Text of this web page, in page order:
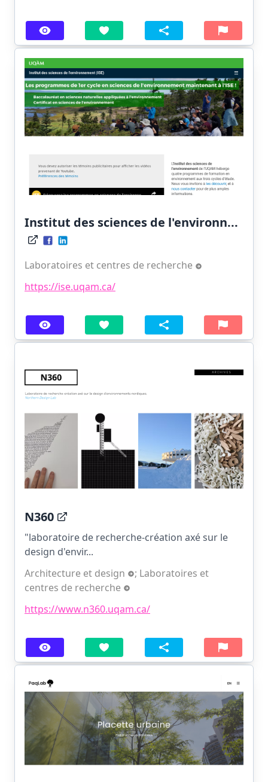
Institut des sciences de l'environn...
Laboratoires et centres de recherche
https://ise.uqam.ca/
N360
"laboratoire de recherche-création axé sur le
design d'envir...
Architecture et design
; Laboratoires et
centres de recherche
https://www.n360.uqam.ca/